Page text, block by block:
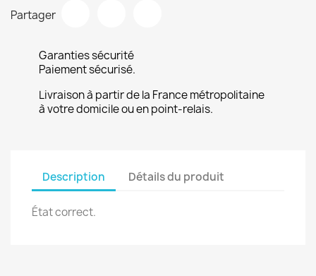
Partager
Garanties sécurité
Paiement sécurisé.
Livraison à partir de la France métropolitaine
à votre domicile ou en point-relais.
Description Détails du produit
État correct.